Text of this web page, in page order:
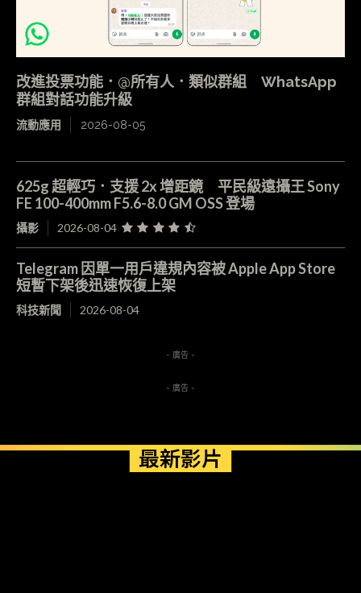
改進投票功能．@所有人．類似群組 WhatsApp
群組對話功能升級
流動應用 2026-08-05
625g 超輕巧．支援 2x 增距鏡 平民級遠攝王 Sony
FE 100-400mm F5.6-8.0 GM OSS 登場
攝影 2026-08-04
Telegram 因單一用戶違規內容被 Apple App Store
短暫下架後迅速恢復上架
科技新聞 2026-08-04
- 廣告 -
- 廣告 -
最新影片